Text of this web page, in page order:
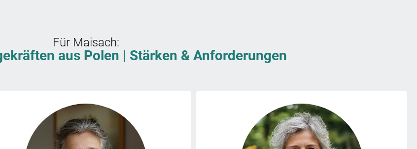
Für Maisach:
aus Polen | Stärken & Anforderungen